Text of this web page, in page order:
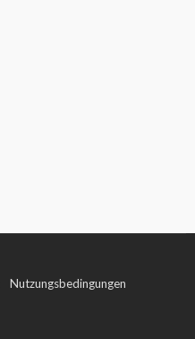
Nutzungsbedingungen